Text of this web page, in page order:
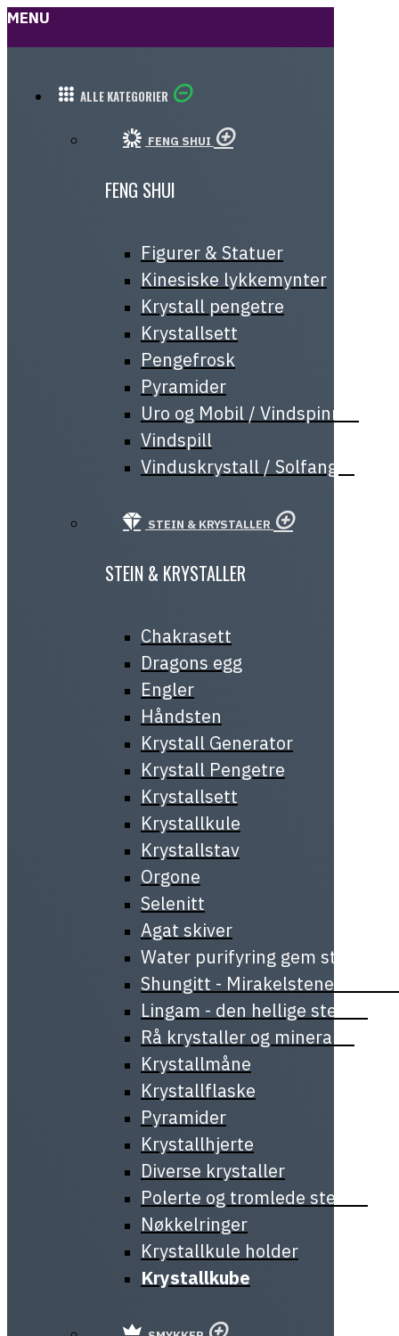
MENU
ALLE KATEGORIER
FENG SHUI
FENG SHUI
Figurer & Statuer
Kinesiske lykkemynter
Krystall pengetre
Krystallsett
Pengefrosk
Pyramider
Uro og Mobil / Vindspinner
Vindspill
Vinduskrystall / Solfanger
STEIN & KRYSTALLER
STEIN & KRYSTALLER
Chakrasett
Dragons egg
Engler
Håndsten
Krystall Generator
Krystall Pengetre
Krystallsett
Krystallkule
Krystallstav
Orgone
Selenitt
Agat skiver
Water purifyring gem stick
Shungitt - Mirakelstenen fra
Lingam - den hellige stenen
Rå krystaller og mineraler
Krystallmåne
Krystallflaske
Pyramider
Krystallhjerte
Diverse krystaller
Polerte og tromlede steiner
Nøkkelringer
Krystallkule holder
Krystallkube